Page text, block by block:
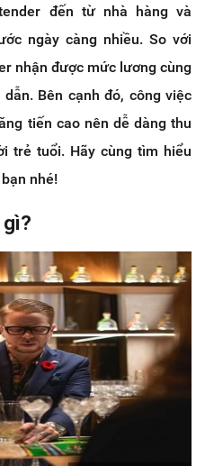
đến từ nhà hàng và
ngày càng nhiều. So với
nhận được mức lương cùng
Bên cạnh đó, công việc
tiến cao nên dễ dàng thu
trẻ tuổi. Hãy cùng tìm hiểu
nhé!